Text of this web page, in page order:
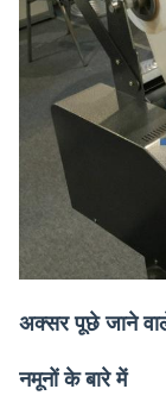
अक्सर पूछे जाने
नमूनों के बारे में